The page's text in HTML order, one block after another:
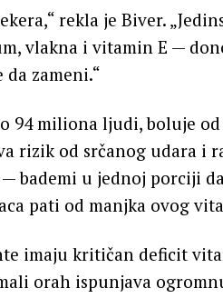
rekla je Biver.
vlakna i vitamin E —
zameni.“
94 miliona ljudi, boluje
rizik od srčanog udara i
bademi u jednoj porciji
pati od manjka ovog
imaju kritičan deficit
orah ispunjava